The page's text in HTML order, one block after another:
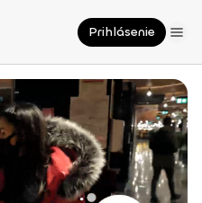
Prihlásenie